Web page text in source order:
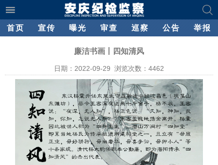
首页 宣传 曝光 审查 巡察 公告 举报
廉洁书画丨四知清风
日期：2022-09-29 浏览次数： 4462